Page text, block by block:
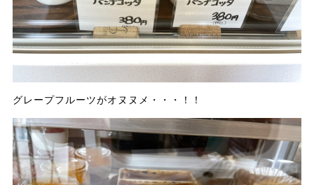
グレープフルーツがオヌヌメ・・・！！